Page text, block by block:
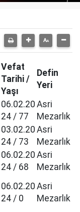
Vefat
Tarihi /
Yaşı
Defin
Yeri
06.02.20
24 / 77
Asri
Mezarlık
03.02.20
24 / 73
Asri
Mezarlık
06.02.20
24 / 68
Asri
Mezarlık
06.02.20
24 / 0
Asri
Mezarlık